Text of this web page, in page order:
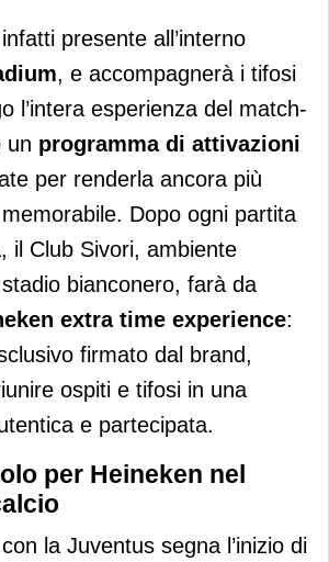
presente all’interno
, e accompagnerà i tifosi
l’intera esperienza del match-
un programma di attivazioni
per renderla ancora più
Dopo ogni partita
il Club Sivori, ambiente
bianconero, farà da
extra time experience:
firmato dal brand,
ospiti e tifosi in una
e partecipata.
per Heineken nel
la Juventus segna l’inizio di